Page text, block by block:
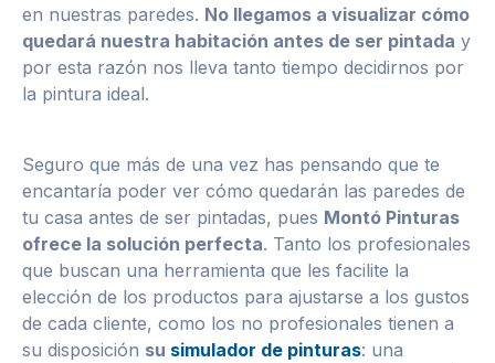
en nuestras paredes. No llegamos a visualizar cómo
quedará nuestra habitación antes de ser pintada y
por esta razón nos lleva tanto tiempo decidirnos por
la pintura ideal.
Seguro que más de una vez has pensando que te
encantaría poder ver cómo quedarán las paredes de
tu casa antes de ser pintadas, pues Montó Pinturas
ofrece la solución perfecta. Tanto los profesionales
que buscan una herramienta que les facilite la
elección de los productos para ajustarse a los gustos
de cada cliente, como los no profesionales tienen a
su disposición su simulador de pinturas: una